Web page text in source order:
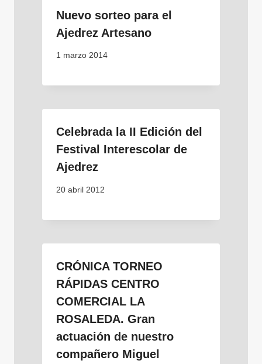
Nuevo sorteo para el
Ajedrez Artesano
1 marzo 2014
Celebrada la II Edición del
Festival Interescolar de
Ajedrez
20 abril 2012
CRÓNICA TORNEO
RÁPIDAS CENTRO
COMERCIAL LA
ROSALEDA. Gran
actuación de nuestro
compañero Miguel